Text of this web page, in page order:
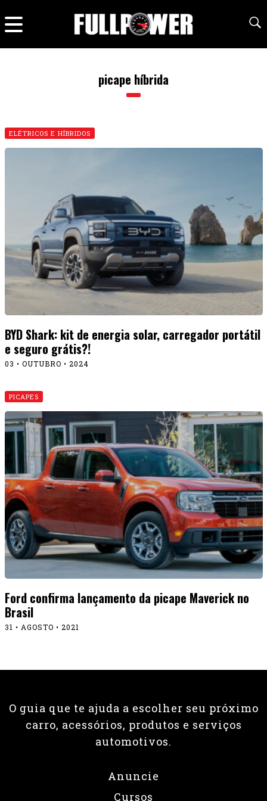
picape híbrida
ELÉTRICOS E HÍBRIDOS
BYD Shark: kit de energia solar, carregador portátil
e seguro grátis?!
03 • OUTUBRO • 2024
PICAPES
Ford confirma lançamento da picape Maverick no
Brasil
31 • AGOSTO • 2021
O guia que te ajuda a escolher seu próximo
carro, acessórios, produtos e serviços
automotivos.
Anuncie
Cursos